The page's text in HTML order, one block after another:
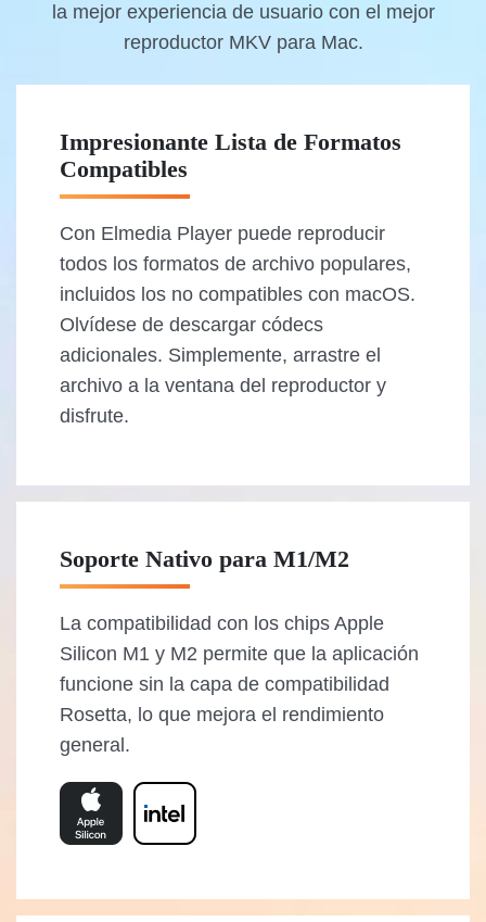
la mejor experiencia de usuario con el mejor
reproductor MKV para Mac.
Impresionante Lista de Formatos
Compatibles
Con Elmedia Player puede reproducir
todos los formatos de archivo populares,
incluidos los no compatibles con macOS.
Olvídese de descargar códecs
adicionales. Simplemente, arrastre el
archivo a la ventana del reproductor y
disfrute.
Soporte Nativo para M1/M2
La compatibilidad con los chips Apple
Silicon M1 y M2 permite que la aplicación
funcione sin la capa de compatibilidad
Rosetta, lo que mejora el rendimiento
general.